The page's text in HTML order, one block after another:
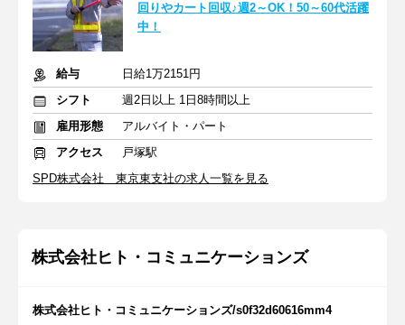
回りやカート回収♪週2～OK！50～60代活躍
中！
給与
日給1万2151円
シフト
週2日以上 1日8時間以上
雇用形態
アルバイト・パート
アクセス
戸塚駅
SPD株式会社 東京東支社の求人一覧を見る
株式会社ヒト・コミュニケーションズ
株式会社ヒト・コミュニケーションズ/s0f32d60616mm4